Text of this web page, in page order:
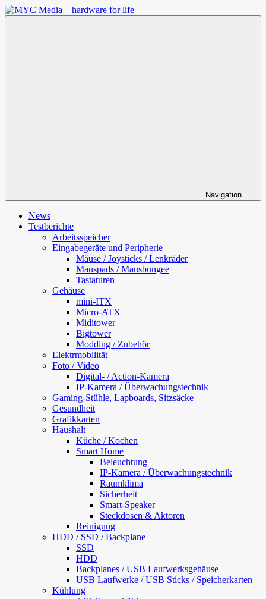
Zum
Inhalt
Navigation
News
Testberichte
Arbeitsspeicher
Eingabegeräte und Peripherie
Mäuse / Joysticks / Lenkräder
Mauspads / Mausbungee
Tastaturen
Gehäuse
mini-ITX
Micro-ATX
Miditower
Bigtower
Modding / Zubehör
Elektrmobilität
Foto / Video
Digital- / Action-Kamera
IP-Kamera / Überwachungstechnik
Gaming-Stühle, Lapboards, Sitzsäcke
Gesundheit
Grafikkarten
Haushalt
Küche / Kochen
Smart Home
Beleuchtung
IP-Kamera / Überwachungstechnik
Raumklima
Sicherheit
Smart-Speaker
Steckdosen & Aktoren
Reinigung
HDD / SSD / Backplane
SSD
HDD
Backplanes / USB Laufwerksgehäuse
USB Laufwerke / USB Sticks / Speicherkarten
Kühlung